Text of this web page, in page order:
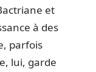
et
à des
parfois
lui, garde